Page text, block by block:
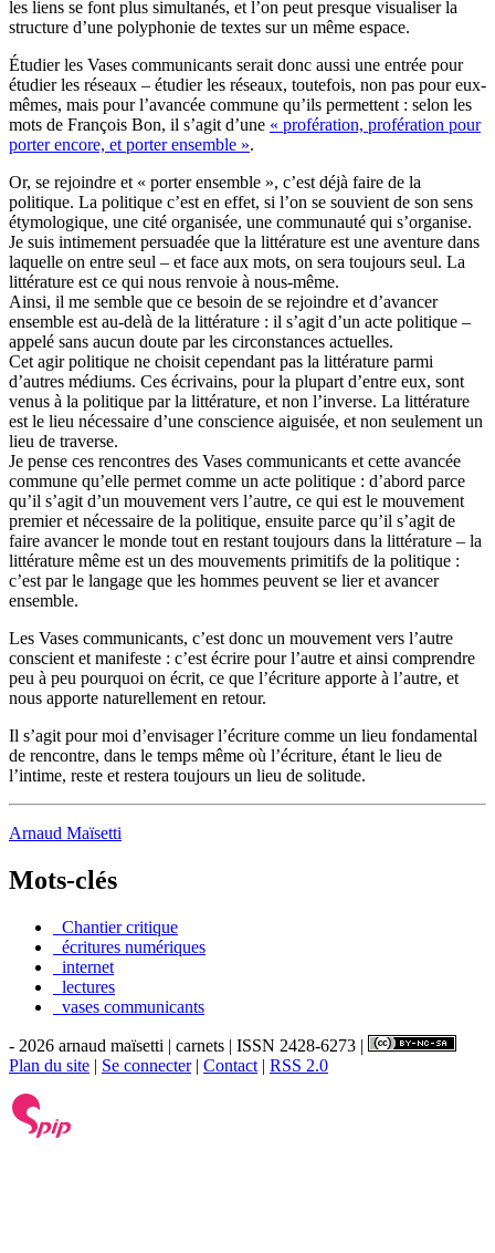
les liens se font plus simultanés, et l’on peut presque visualiser la
structure d’une polyphonie de textes sur un même espace.
Étudier les Vases communicants serait donc aussi une entrée pour
étudier les réseaux – étudier les réseaux, toutefois, non pas pour eux-
mêmes, mais pour l’avancée commune qu’ils permettent : selon les
mots de François Bon, il s’agit d’une « profération, profération pour
porter encore, et porter ensemble ».
Or, se rejoindre et « porter ensemble », c’est déjà faire de la
politique. La politique c’est en effet, si l’on se souvient de son sens
étymologique, une cité organisée, une communauté qui s’organise.
Je suis intimement persuadée que la littérature est une aventure dans
laquelle on entre seul – et face aux mots, on sera toujours seul. La
littérature est ce qui nous renvoie à nous-même.
Ainsi, il me semble que ce besoin de se rejoindre et d’avancer
ensemble est au-delà de la littérature : il s’agit d’un acte politique –
appelé sans aucun doute par les circonstances actuelles.
Cet agir politique ne choisit cependant pas la littérature parmi
d’autres médiums. Ces écrivains, pour la plupart d’entre eux, sont
venus à la politique par la littérature, et non l’inverse. La littérature
est le lieu nécessaire d’une conscience aiguisée, et non seulement un
lieu de traverse.
Je pense ces rencontres des Vases communicants et cette avancée
commune qu’elle permet comme un acte politique : d’abord parce
qu’il s’agit d’un mouvement vers l’autre, ce qui est le mouvement
premier et nécessaire de la politique, ensuite parce qu’il s’agit de
faire avancer le monde tout en restant toujours dans la littérature – la
littérature même est un des mouvements primitifs de la politique :
c’est par le langage que les hommes peuvent se lier et avancer
ensemble.
Les Vases communicants, c’est donc un mouvement vers l’autre
conscient et manifeste : c’est écrire pour l’autre et ainsi comprendre
peu à peu pourquoi on écrit, ce que l’écriture apporte à l’autre, et
nous apporte naturellement en retour.
Il s’agit pour moi d’envisager l’écriture comme un lieu fondamental
de rencontre, dans le temps même où l’écriture, étant le lieu de
l’intime, reste et restera toujours un lieu de solitude.
Arnaud Maïsetti
Mots-clés
_Chantier critique
_écritures numériques
_internet
_lectures
_vases communicants
- 2026 arnaud maïsetti | carnets | ISSN 2428-6273 |
Plan du site | Se connecter| Contact | RSS 2.0